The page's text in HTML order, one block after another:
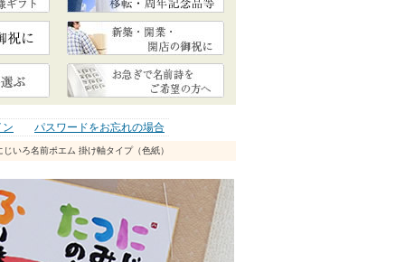
ン パスワードをお忘れの場合
いろ名前ポエム 掛け軸タイプ（色紙）